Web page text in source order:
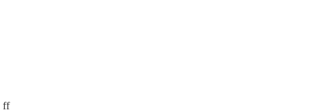
ff